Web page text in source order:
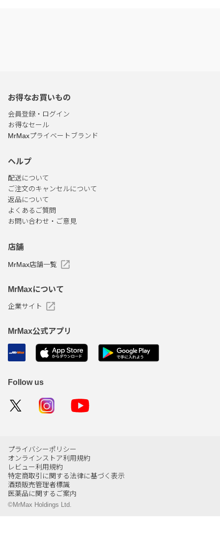
お得なお買いもの
会員登録・ログイン
お得なセール
MrMaxプライベートブランド
ヘルプ
配送について
ご注文のキャンセルについて
返品について
よくあるご質問
お問い合わせ・ご意見
店舗
MrMax店舗一覧
MrMaxについて
企業サイト
MrMax公式アプリ
Follow us
プライバシーポリシー
オンラインストア利用規約
レビュー利用規約
特定商取引に関する法律に基づく表示
酒類販売管理者標識
医薬品に関するご案内
©MrMax Holdings Ltd.